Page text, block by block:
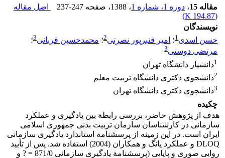
مقاله 15
، دوره 1، شماره 1 ، 1388 ، صفحه 237-247
اصل مقاله
(
194.87 K
)
نویسندگان
حسن اسدی1؛ امیر قنبرپور نصرتی2؛ محمدحسین قربانی3؛
مرتضی دوستی3
1دانشیار دانشگاه تهران
2دانشجوی دکتری دانشگاه تربیت معلم
3دانشجوی دکتری دانشگاه تهران
چکیده
هدف از پژوهش حاضر، بررسی رابطة بین یادگیری و عملکرد
سازمانی در کارشناسان سازمان تربیت بدنی جمهوری اسلامی
ایران است. در این زمینه از پرسشنامة استاندارد یادگیری سازمانی
DLOQ و عملکرد یانگ و همکاران (2004) استفاده شد. پس از تأیید
روایی صوری و پایایی (پرسشنامة یادگیری سازمانی 871/0 = ? و